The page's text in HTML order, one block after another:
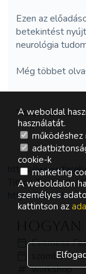
Ezen az
betekintést
neurológia
Még többet
Titkos
https://
Titkos Tanácsok
https://
Everness
szombat,
workshop
A weboldal
használatát.
cookie-k
marketing
A weboldalon
személyes
kattintson az